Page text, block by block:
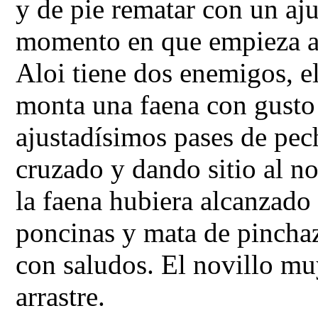
y de pie rematar con un
momento en que
Aloi tiene dos enemigos,
monta una faena con
ajustadísimos pases de
cruzado y dando sitio al
la faena hubiera
poncinas y mata de
con saludos. El novillo
arrastre.